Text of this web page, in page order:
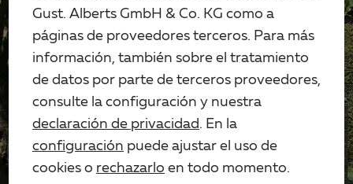
Gust. Alberts GmbH & Co. KG como a
páginas de proveedores terceros. Para más
información, también sobre el tratamiento
de datos por parte de terceros proveedores,
consulte la configuración y nuestra
declaración de privacidad. En la
configuración puede ajustar el uso de
cookies o rechazarlo en todo momento.
Taller